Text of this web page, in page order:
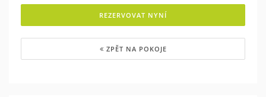
REZERVOVAT NYNÍ
ZPĚT NA POKOJE